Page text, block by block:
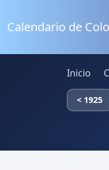
Calendario de
Inicio
< 1925